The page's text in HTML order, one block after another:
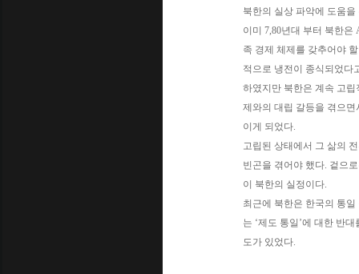
북한의 실상 파악에 도움을
이미 7,80년대 부터 북한은
족 경제 체제를 갖추어야
적으로 냉전이 종식되었다
하였지만 북한은 계속 고
제와의 대립 갈등을 겪으
이게 되었다.
고립된 상태에서 그 삶의
빈곤을 겪어야 했다. 겉으
이 북한의 실정이다.
최근에 북한은 한국의 통
는 ‘제도 통일’에 대한 반
도가 있었다.